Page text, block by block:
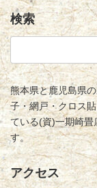
検索
検
索:
熊本県と鹿児島県
子・網戸・クロス
ている(資)一期崎
す。
アクセス